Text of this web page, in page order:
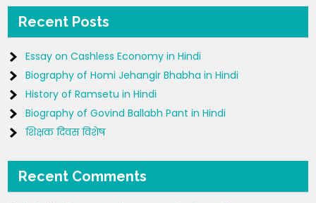
Recent Posts
Essay on Cashless Economy in Hindi
Biography of Homi Jehangir Bhabha in Hindi
History of Ramsetu in Hindi
Biography of Govind Ballabh Pant in Hindi
शिक्षक दिवस विशेष
Recent Comments